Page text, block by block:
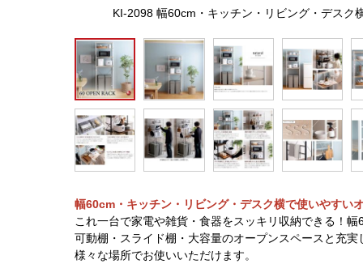
KI-2098 幅60cm・キッチン・リビング・デスク
幅60cm・キッチン・リビング・デスク横で使いやすい
これ一台で家電や雑貨・食器をスッキリ収納できる！幅
可動棚・スライド棚・大容量のオープンスペースと充実
様々な場所でお使いいただけます。